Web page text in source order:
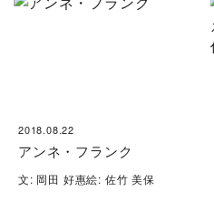
2018.08.22
アンネ・フランク
文: 岡田 好惠絵: 佐竹 美保